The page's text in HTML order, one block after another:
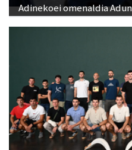
Adinekoei omenaldia